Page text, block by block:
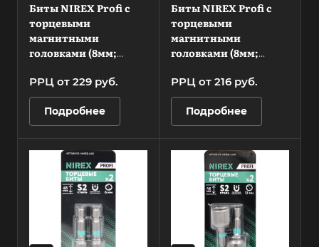
Биты NIREX Profi с
торцевыми
магнитными
головками (8мм;
РРЦ от 229 руб.
Подробнее
Биты NIREX Profi с
торцевыми
магнитными
головками (8мм;
РРЦ от 216 руб.
Подробнее